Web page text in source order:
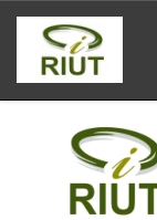
Skip
navigation